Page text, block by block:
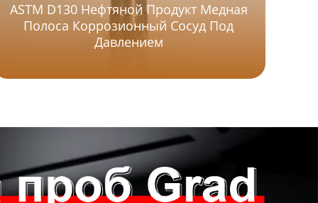
ASTM D130 Нефтяной Продукт Медная
Полоса Коррозионный Сосуд Под
Давлением